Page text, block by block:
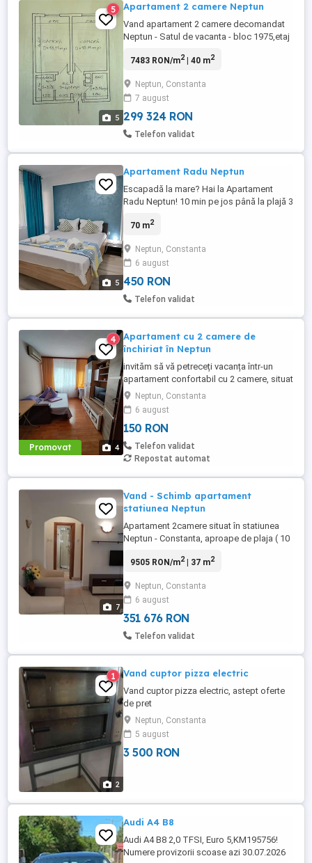
5
5 Apartament 2 camere Neptun
Vand apartament 2 camere decomandat
Neptun - Satul de vacanta - bloc 1975,etaj
,imbunatatiri, mobilat si utilat,liber, 57.000
7483 RON/m2| 40 m2
Neptun, Constanta
7 august
299 324 RON
Telefon validat
5
Apartament Radu Neptun
Escapadă la mare? Hai la Apartament
Radu Neptun! 10 min pe jos până la plajă 3
+ living spațios Bucătărie complet utilată
etc.) Wi-Fi gratuit Baie modernă +
prosoape & articole incluse ...
70 m2
Neptun, Constanta
6 august
450 RON
Telefon validat
Promovat 4
4
Apartament cu 2 camere de
închiriat în Neptun
invităm să vă petreceți vacanța într-un
apartament confortabil cu 2 camere, situat
la doar 10 minute de mers pe jos de plajă.
Ideal pentru familii, cupluri sau grupuri
mici de prieteni, apartamentul oferă toate
condițiile necesare pentru un sejur
relaxant la malul mării. 2 camere . Mobilat
și ...
Neptun, Constanta
6 august
150 RON
Telefon validat
Repostat automat
7
Vand - Schimb apartament
statiunea Neptun
Apartament 2camere situat în statiunea
Neptun - Constanta, aproape de plaja ( 10
întreținut , utilat si mobilat , aer
exterior. Ferestre de termopan , Variante
de Schimb cu apartament în București
Sibiu Timisoara , Cluj,Alba. ...
9505 RON/m2| 37 m2
Neptun, Constanta
6 august
351 676 RON
Telefon validat
2
1 Vand cuptor pizza electric
Vand cuptor pizza electric, astept oferte
de pret
Neptun, Constanta
5 august
3 500 RON
Audi A4 B8
Audi A4 B8 2,0 TFSI, Euro 5,KM195756!
Numere provizorii scoase azi 30.07.2026